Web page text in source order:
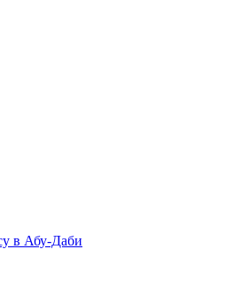
в Абу-Даби